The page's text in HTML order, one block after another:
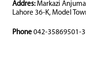
Addres: Markazi
Lahore 36-K, Model
Phone 042-35869501-3